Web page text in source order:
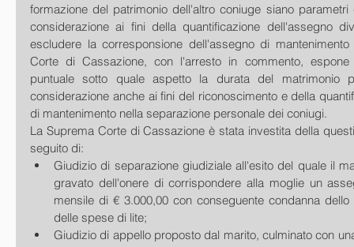
formazione del patrimonio dell'altro coniuge siano
considerazione ai fini della quantificazione dell'assegno
escludere la corresponsione dell'assegno di
Corte di Cassazione, con l'arresto in commento,
puntuale sotto quale aspetto la durata del matrimonio
considerazione anche ai fini del riconoscimento e della
di mantenimento nella separazione personale dei coniugi.
La Suprema Corte di Cassazione è stata investita della
seguito di:
Giudizio di separazione giudiziale all'esito del quale il
gravato dell'onere di corrispondere alla moglie un
mensile di € 3.000,00 con conseguente condanna
delle spese di lite;
Giudizio di appello proposto dal marito, culminato con